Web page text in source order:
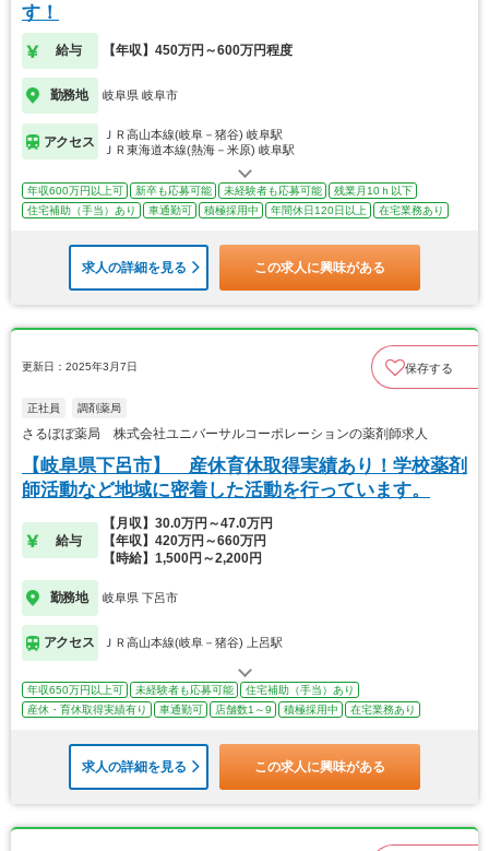
す！
給与 【年収】450万円～600万円程度
勤務地 岐阜県 岐阜市
アクセス
ＪＲ高山本線(岐阜－猪谷) 岐阜駅
ＪＲ東海道本線(熱海－米原) 岐阜駅
年収600万円以上可 新卒も応募可能 未経験者も応募可能
残業月10ｈ以下
住宅補助（手当）あり
車通勤可 積極採用中 年間休日120日以上 在宅業務あり
求人の詳細を見る この求人に興味がある
更新日：2025年3月7日 保存する
正社員 調剤薬局
さるぼぼ薬局 株式会社ユニバーサルコーポレーションの薬剤師求人
【岐阜県下呂市】 産休育休取得実績あり！学校薬剤
師活動など地域に密着した活動を行っています。
給与
【月収】30.0万円～47.0万円
【年収】420万円～660万円
【時給】1,500円～2,200円
勤務地 岐阜県 下呂市
アクセス ＪＲ高山本線(岐阜－猪谷) 上呂駅
年収650万円以上可 未経験者も応募可能
住宅補助（手当）あり
産休・育休取得実績有り
車通勤可 店舗数1～9 積極採用中 在宅業務あり
求人の詳細を見る この求人に興味がある